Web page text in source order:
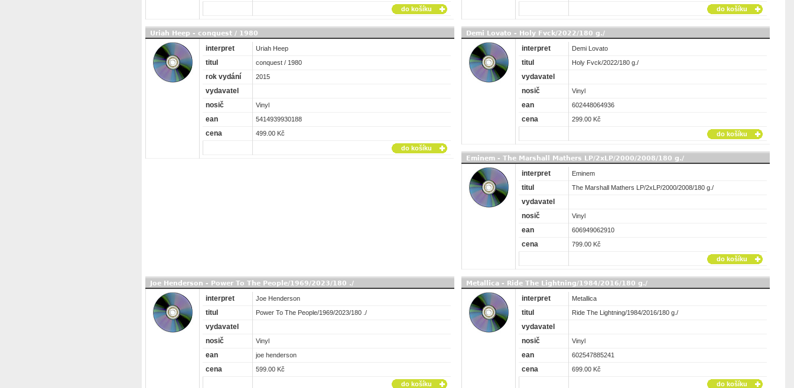
do košíku do košíku
Uriah Heep - conquest / 1980
interpret Uriah Heep
titul conquest / 1980
rok vydání 2015
vydavatel
nosič
Vinyl
ean 5414939930188
cena 499.00 Kč
do košíku
Demi Lovato - Holy Fvck/2022/180 g./
interpret Demi Lovato
titul Holy Fvck/2022/180 g./
vydavatel
nosič
Vinyl
ean 602448064936
cena 299.00 Kč
do košíku
Eminem - The Marshall Mathers LP/2xLP/2000/2008/180 g./
interpret Eminem
titul The Marshall Mathers LP/2xLP/2000/2008/180 g./
vydavatel
nosič
Vinyl
ean 606949062910
cena 799.00 Kč
do košíku
Joe Henderson - Power To The People/1969/2023/180 ./
interpret Joe Henderson
titul Power To The People/1969/2023/180 ./
vydavatel
nosič
Vinyl
ean joe henderson
cena 599.00 Kč
do košíku
Metallica - Ride The Lightning/1984/2016/180 g./
interpret Metallica
titul Ride The Lightning/1984/2016/180 g./
vydavatel
nosič
Vinyl
ean 602547885241
cena 699.00 Kč
do košíku